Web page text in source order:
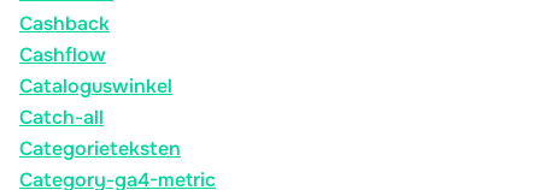
Cashback
Cashflow
Cataloguswinkel
Catch-all
Categorieteksten
Category-ga4-metric